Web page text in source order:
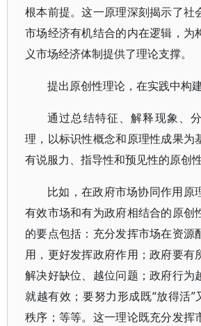
根本前提。这一原理深刻揭示了社
市场经济有机结合的内在逻辑，为
义市场经济体制提供了理论支撑。
提出原创性理论，在实践中构
通过总结特征、解释现象、
理，以标识性概念和原理性成果为
有说服力、指导性和预见性的原创性
比如，在政府市场协同作用原
有效市场和有为政府相结合的原创
的要点包括：充分发挥市场在资源
用，更好发挥政府作用；政府要有
解决好缺位、越位问题；政府行为
就越有效；要努力形成既“放得活”
秩序；等等。这一理论既充分发挥